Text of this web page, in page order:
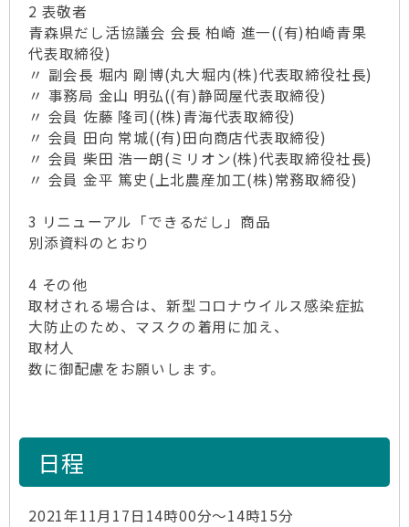
2 表敬者
青森県だし活協議会 会長 柏崎 進一((有)柏崎青果
代表取締役)
〃 副会長 堀内 剛博(丸大堀内(株)代表取締役社長)
〃 事務局 金山 明弘((有)静岡屋代表取締役)
〃 会員 佐藤 隆司((株)青海代表取締役)
〃 会員 田向 常城((有)田向商店代表取締役)
〃 会員 柴田 浩一朗(ミリオン(株)代表取締役社長)
〃 会員 金平 篤史(上北農産加工(株)常務取締役)
3 リニューアル「できるだし」商品
別添資料のとおり
4 その他
取材される場合は、新型コロナウイルス感染症拡
大防止のため、マスクの着用に加え、
取材人
数に御配慮をお願いします。
日程
2021年11月17日14時00分～14時15分